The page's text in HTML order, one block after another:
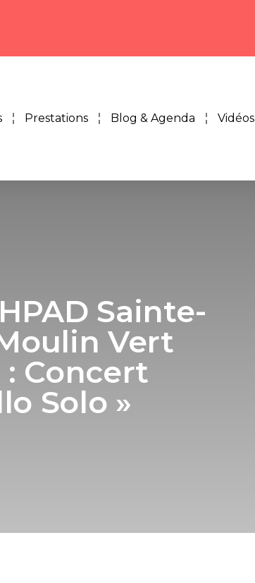
Prestations Blog & Agenda Vidéos
Sainte-
Vert
Concert
Solo »